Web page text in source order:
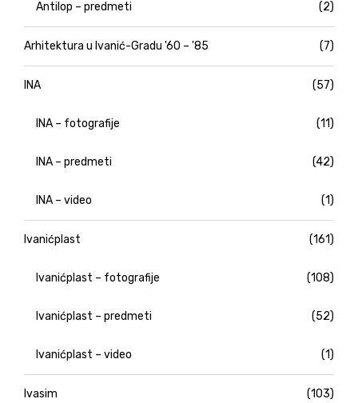
Antilop – predmeti (2)
Arhitektura u Ivanić-Gradu '60 – '85 (7)
INA (57)
INA – fotografije (11)
INA – predmeti (42)
INA – video (1)
Ivanićplast (161)
Ivanićplast – fotografije (108)
Ivanićplast – predmeti (52)
Ivanićplast – video (1)
Ivasim (103)